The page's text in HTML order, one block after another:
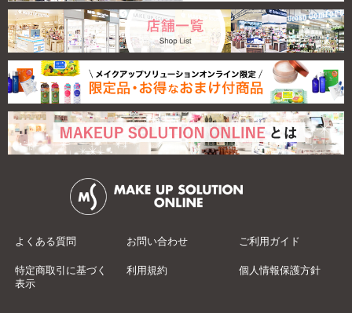
よくある質問 お問い合わせ ご利用ガイド
特定商取引に基づく
表示
利用規約 個人情報保護方針